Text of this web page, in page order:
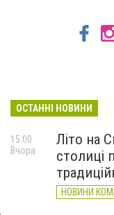
ОСТАННІ НОВИНИ
Літо на
столиці
НОВИНИ
15:00
Вчора